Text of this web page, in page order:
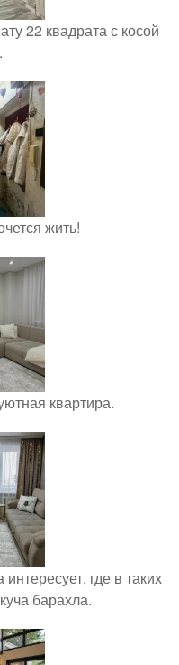
22 квадрата с косой
жить!
квартира.
где в таких
барахла.